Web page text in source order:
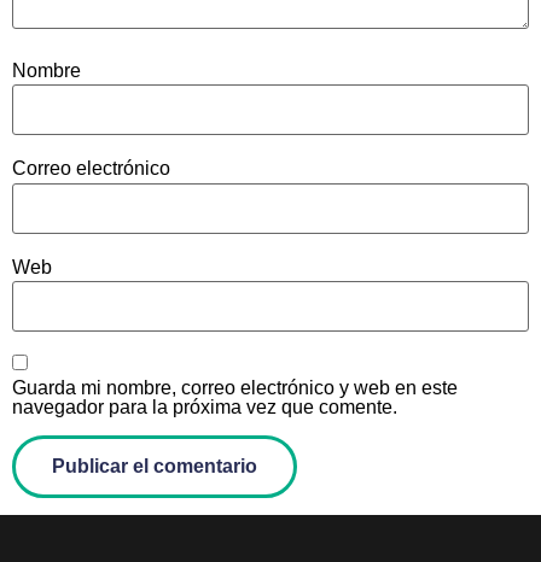
Nombre
Correo electrónico
Web
Guarda mi nombre, correo electrónico y web en este
navegador para la próxima vez que comente.